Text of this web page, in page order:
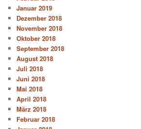
Januar 2019
Dezember 2018
November 2018
Oktober 2018
September 2018
August 2018
Juli 2018
Juni 2018
Mai 2018
April 2018
März 2018
Februar 2018